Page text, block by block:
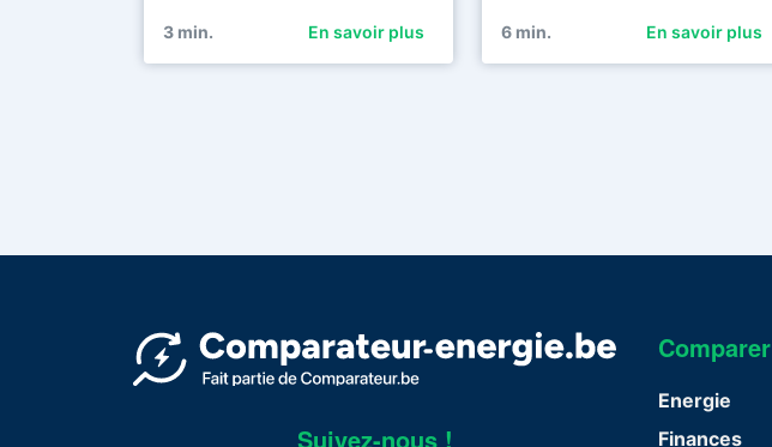
3 min. En savoir plus 6 min. En savoir plus
Suivez-nous !
Comparer
Energie
Finances